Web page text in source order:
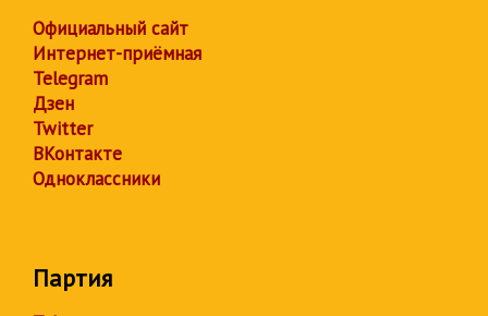
Официальный сайт
Интернет-приёмная
Telegram
Дзен
Twitter
ВКонтакте
Одноклассники
Партия